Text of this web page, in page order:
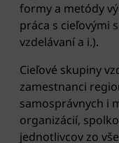
formy a metódy
práca s cieľovými
vzdelávaní a i.).
Cieľové skupiny
zamestnanci
samosprávnych i
organizácií,
jednotlivcov zo